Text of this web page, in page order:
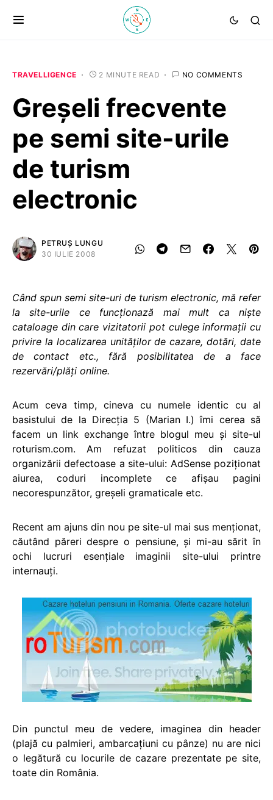
TRAVELLIGENCE 2 MINUTE READ NO COMMENTS
Greşeli frecvente
pe semi site-urile
de turism
electronic
PETRUȘ LUNGU
30 IULIE 2008
Când spun semi site-uri de turism electronic, mă refer
la site-urile ce funcţionază mai mult ca nişte
cataloage din care vizitatorii pot culege informaţii cu
privire la localizarea unităţilor de cazare, dotări, date
de contact etc., fără posibilitatea de a face
rezervări/plăţi online.
Acum ceva timp, cineva cu numele identic cu al
basistului de la Direcţia 5 (Marian I.) îmi cerea să
facem un link exchange între blogul meu şi site-ul
roturism.com. Am refuzat politicos din cauza
organizării defectoase a site-ului: AdSense poziţionat
aiurea, coduri incomplete ce afişau pagini
necorespunzător, greşeli gramaticale etc.
Recent am ajuns din nou pe site-ul mai sus menţionat,
căutând păreri despre o pensiune, şi mi-au sărit în
ochi lucruri esenţiale imaginii site-ului printre
internauţi.
Din punctul meu de vedere, imaginea din header
(plajă cu palmieri, ambarcaţiuni cu pânze) nu are nici
o legătură cu locurile de cazare prezentate pe site,
toate din România.